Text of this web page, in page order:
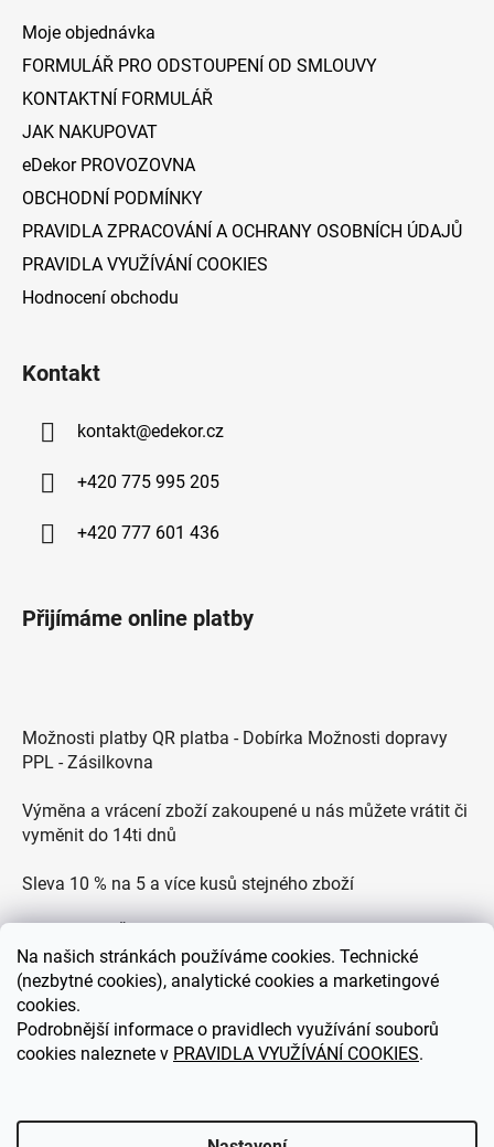
Na našich stránkách používáme cookies. Technické
(nezbytné cookies), analytické cookies a marketingové
cookies.
Podrobnější informace o pravidlech využívání souborů
cookies naleznete v PRAVIDLA VYUŽÍVÁNÍ COOKIES.
Moje objednávka
FORMULÁŘ PRO ODSTOUPENÍ OD SMLOUVY
KONTAKTNÍ FORMULÁŘ
JAK NAKUPOVAT
eDekor PROVOZOVNA
OBCHODNÍ PODMÍNKY
PRAVIDLA ZPRACOVÁNÍ A OCHRANY OSOBNÍCH ÚDAJŮ
PRAVIDLA VYUŽÍVÁNÍ COOKIES
Hodnocení obchodu
Kontakt
kontakt@edekor.cz
+420 775 995 205
+420 777 601 436
Přijímáme online platby
Možnosti platby QR platba - Dobírka Možnosti dopravy
PPL - Zásilkovna
Výměna a vrácení zboží zakoupené u nás můžete vrátit či
vyměnit do 14ti dnů
Sleva 10 % na 5 a více kusů stejného zboží
Zákaznická podpora každý všední den od 9.00 do 18.00
hodin
eDEKOR.cz